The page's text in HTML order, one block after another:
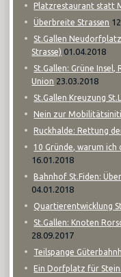
Platzrestaurant statt
Überbreite Strassen
St.Gallen
Strasse) 01.04.2018
St.Gallen: Grüne
Union 23.03.2018
St.Gallen Kreuzung
Nein zur
Ruckhalde: Rettung
10 Gründe, warum
16.01.2018
Bahnhof St.Fiden:
04.01.2018
Quartierentwicklung
St.Gallen: Knoten
28.09.2017
Teilspange
Ein Dorfplatz für